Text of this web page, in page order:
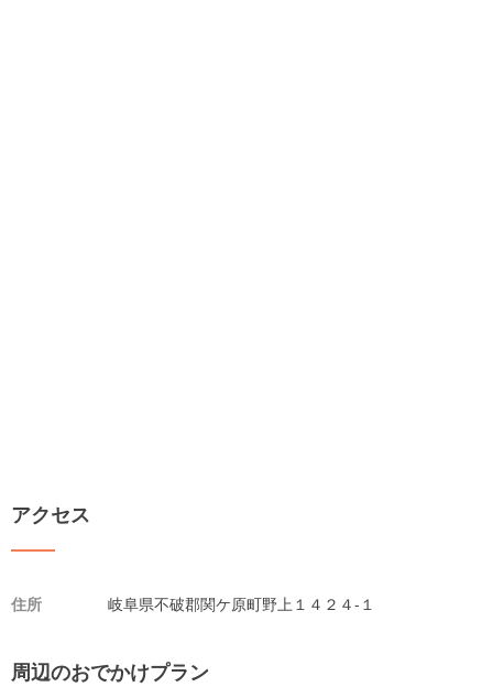
アクセス
住所 岐阜県不破郡関ケ原町野上１４２４-１
周辺のおでかけプラン